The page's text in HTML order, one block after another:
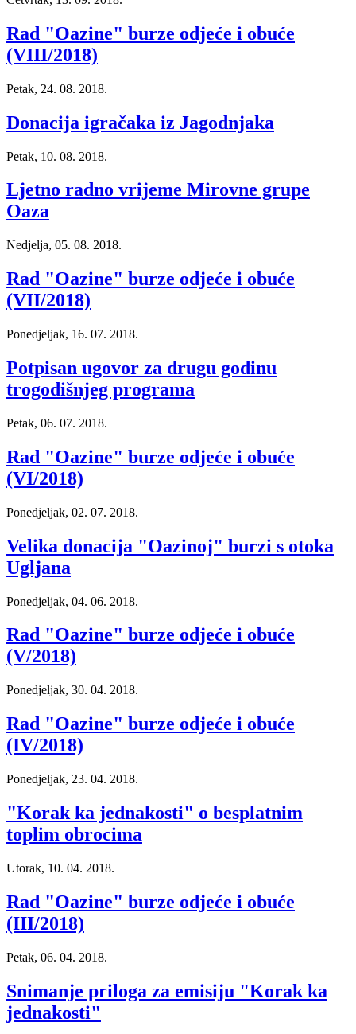
Rad "Oazine" burze odjeće i obuće
(VIII/2018)
Petak, 24. 08. 2018.
Donacija igračaka iz Jagodnjaka
Petak, 10. 08. 2018.
Ljetno radno vrijeme Mirovne grupe
Oaza
Nedjelja, 05. 08. 2018.
Rad "Oazine" burze odjeće i obuće
(VII/2018)
Ponedjeljak, 16. 07. 2018.
Potpisan ugovor za drugu godinu
trogodišnjeg programa
Petak, 06. 07. 2018.
Rad "Oazine" burze odjeće i obuće
(VI/2018)
Ponedjeljak, 02. 07. 2018.
Velika donacija "Oazinoj" burzi s otoka
Ugljana
Ponedjeljak, 04. 06. 2018.
Rad "Oazine" burze odjeće i obuće
(V/2018)
Ponedjeljak, 30. 04. 2018.
Rad "Oazine" burze odjeće i obuće
(IV/2018)
Ponedjeljak, 23. 04. 2018.
"Korak ka jednakosti" o besplatnim
toplim obrocima
Utorak, 10. 04. 2018.
Rad "Oazine" burze odjeće i obuće
(III/2018)
Petak, 06. 04. 2018.
Snimanje priloga za emisiju "Korak ka
jednakosti"